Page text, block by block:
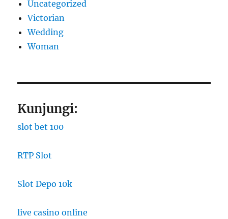
Uncategorized
Victorian
Wedding
Woman
Kunjungi:
slot bet 100
RTP Slot
Slot Depo 10k
live casino online